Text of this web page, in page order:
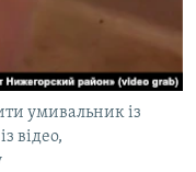
умивальник із
відео,